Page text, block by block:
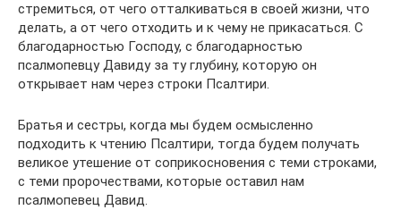
стремиться, от чего отталкиваться в своей жизни, что
делать, а от чего отходить и к чему не прикасаться. С
благодарностью Господу, с благодарностью
псалмопевцу Давиду за ту глубину, которую он
открывает нам через строки Псалтири.
Братья и сестры, когда мы будем осмысленно
подходить к чтению Псалтири, тогда будем получать
великое утешение от соприкосновения с теми строками,
с теми пророчествами, которые оставил нам
псалмопевец Давид.